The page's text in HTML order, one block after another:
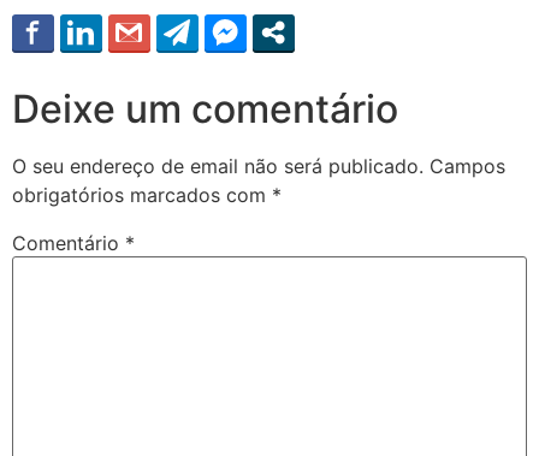
Deixe um comentário
O seu endereço de email não será publicado. Campos
obrigatórios marcados com *
Comentário *